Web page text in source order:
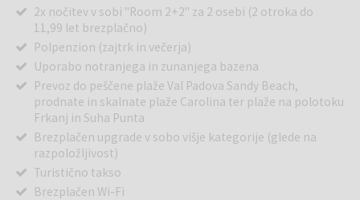
2x nočitev v sobi "Room 2+2" za 2 osebi (2 otroka do
11,99 let brezplačno)
Polpenzion (zajtrk in večerja)
Uporabo notranjega in zunanjega bazena
Prevoz do peščene plaže Val Padova Sandy Beach,
prodnate in skalnate plaže Carolina ter plaže na polotoku
Frkanj in Suha Punta
Brezplačen upgrade v sobo višje kategorije (glede na
razpoložljivost)
Turistično takso
Brezplačen Wi-Fi